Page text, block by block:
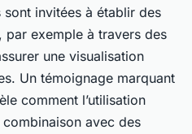
invitées à établir des
par exemple à travers des
une visualisation
Un témoignage marquant
comment l’utilisation
avec des